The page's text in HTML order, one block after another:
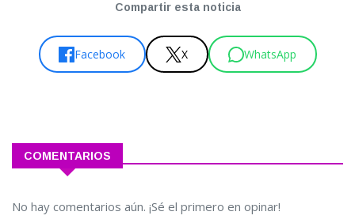
Compartir esta noticia
Facebook X WhatsApp
COMENTARIOS
No hay comentarios aún. ¡Sé el primero en opinar!